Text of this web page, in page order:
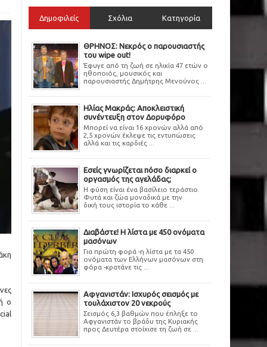
ο
Δημοφιλείς Σχόλια Κατηγορία
ΘΡΗΝΟΣ: Νεκρός ο παρουσιαστής
του wipe out!
Έφυγε από τη ζωή σε ηλικία 47 ετών ο
ηθοποιός, μουσικός και
παρουσιαστής Δημήτρης Μενούνος ...
Ηλίας Μακράς: Αποκλειστική
συνέντευξη στον Δορυφόρο
Μπορεί να είναι 16 χρονών αλλά από
2,5 χρονών έκλεψε τις εντυπώσεις
αλλά και τις καρδιές ...
Εσείς γνωρίζεται πόσο διαρκεί ο
οργασμός της αγελάδας;
Η φύση είναι ένα βασίλειο τεράστιο.
Φυτά και ζώα μοναδικά με την
δική τους ιστορία το κάθε ...
Διαβάστε! Η λίστα με 450 ονόματα
μασόνων
Για πρώτη φορά -η λίστα με τα 450
ονόματα των Ελλήνων μασόνων στη
φόρα -κρατάνε τις ...
Αφγανιστάν: Ισχυρός σεισμός με
τουλάχιστον 20 νεκρούς
Σεισμός 6,3 βαθμών που έπληξε το
Αφγανιστάν το βράδυ της Κυριακής
προς Δευτέρα στοίχισε τη ζωή σε ...